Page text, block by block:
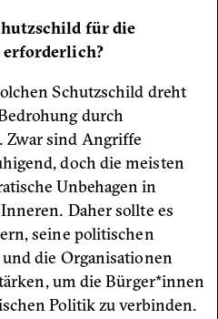
für die
erforderlich?
Schutzschild dreht
durch
Zwar sind Angriffe
doch die meisten
Unbehagen in
Daher sollte es
seine politischen
die Organisationen
um die Bürger*innen
Politik zu verbinden.